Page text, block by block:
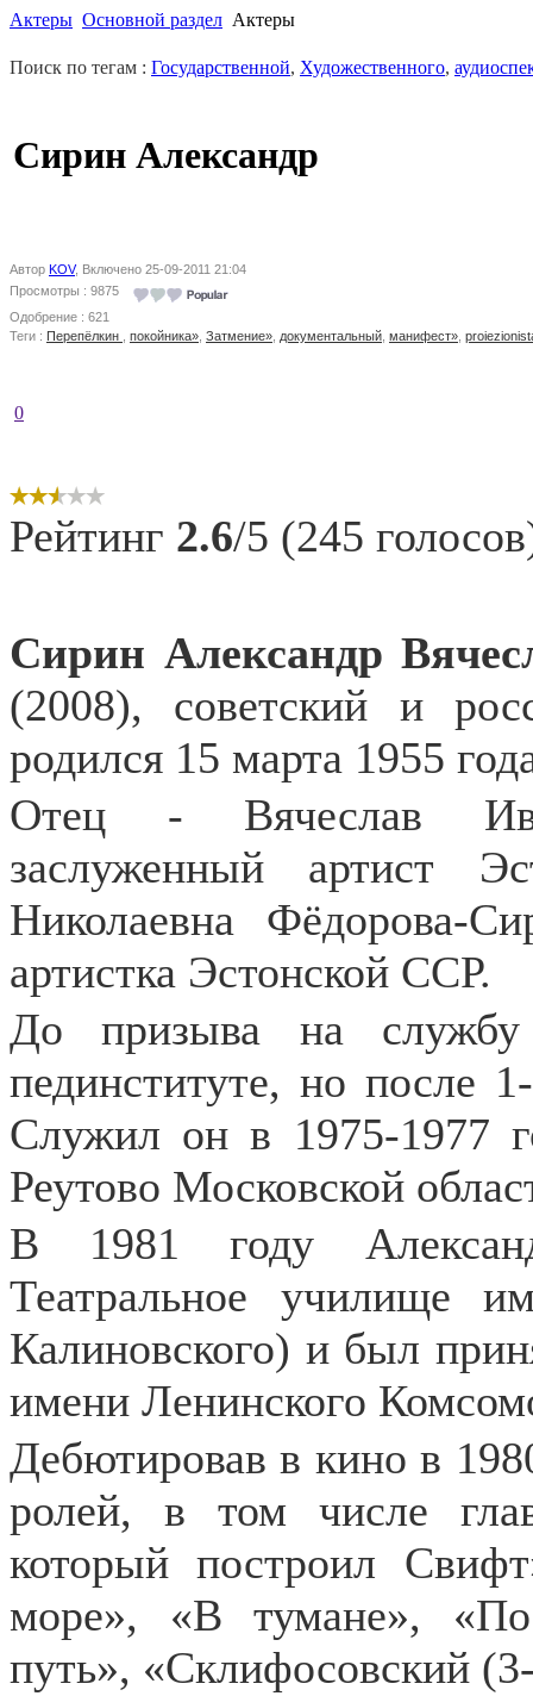
Актеры Основной раздел Актеры
Поиск по тегам : Государственной, Художественного,
Сирин Александр
Автор KOV, Включено 25-09-2011 21:04
Просмотры : 9875
Одобрение : 621
Теги : Перепёлкин покойника» Затмение» документальный манифест»
0
Рейтинг 2.6/5 (245
Сирин Александр
(2008), советский и
родился 15 марта 1955
Отец - Вячеслав
заслуженный артист
Николаевна Фёдорова-
артистка Эстонской ССР.
До призыва на
пединституте, но после
Служил он в 1975-1977
Реутово Московской
В 1981 году
Театральное училище
Калиновского) и был
имени Ленинского
Дебютировав в кино в
ролей, в том числе
который построил
море», «В тумане»,
путь», «Склифосовский